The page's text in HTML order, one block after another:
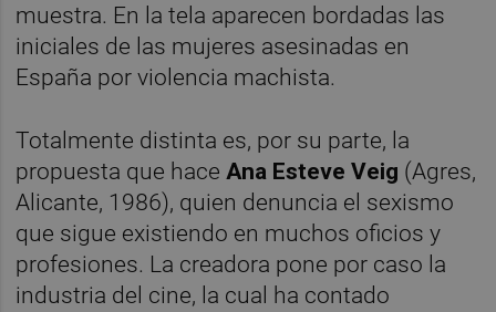
muestra. En la tela aparecen bordadas las
iniciales de las mujeres asesinadas en
España por violencia machista.
Totalmente distinta es, por su parte, la
propuesta que hace Ana Esteve Veig (Agres,
Alicante, 1986), quien denuncia el sexismo
que sigue existiendo en muchos oficios y
profesiones. La creadora pone por caso la
industria del cine, la cual ha contado